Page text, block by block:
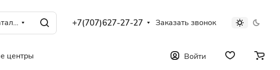
Каталог +7(707)627-27-27 Заказать звонок
центры Войти